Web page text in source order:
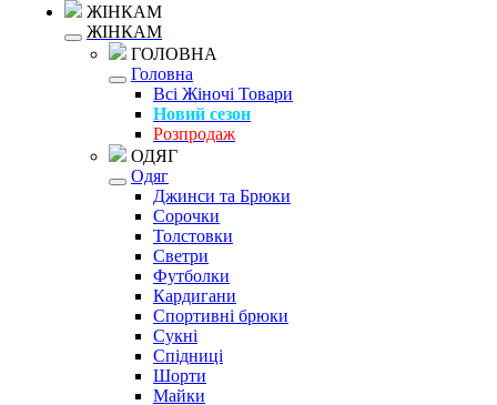
ЖІНКАМ
ЖІНКАМ
ГОЛОВНА
Головна
Всі Жіночі Товари
Новий сезон
Розпродаж
ОДЯГ
Одяг
Джинси та Брюки
Сорочки
Толстовки
Светри
Футболки
Кардигани
Спортивні брюки
Сукні
Спідниці
Шорти
Майки